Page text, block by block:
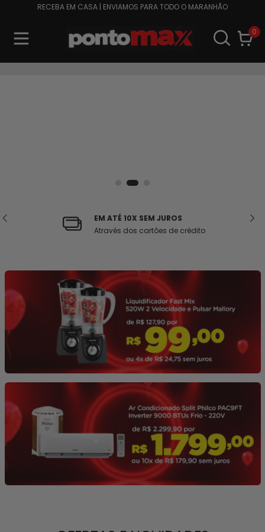
RECEBA EM CASA | ENVIAMOS PARA TODO O MARANHÃO
0
EM ATÉ 10X SEM JUROS
Através dos cartões de crédito